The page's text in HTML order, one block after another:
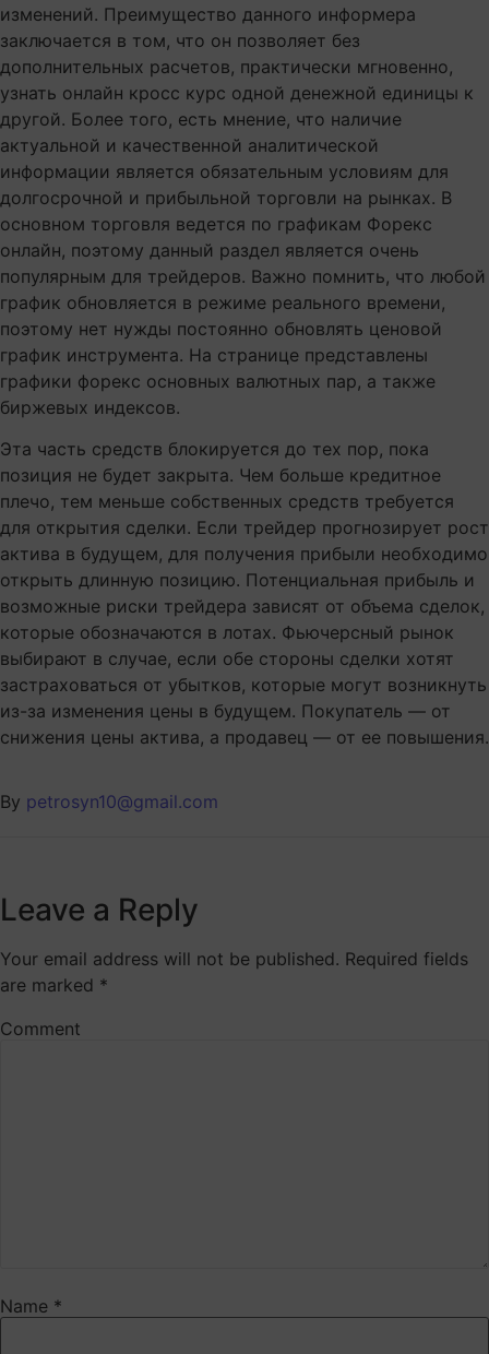
изменений. Преимущество данного информера
заключается в том, что он позволяет без
дополнительных расчетов, практически мгновенно,
узнать онлайн кросс курс одной денежной единицы к
другой. Более того, есть мнение, что наличие
актуальной и качественной аналитической
информации является обязательным условиям для
долгосрочной и прибыльной торговли на рынках. В
основном торговля ведется по графикам Форекс
онлайн, поэтому данный раздел является очень
популярным для трейдеров. Важно помнить, что любой
график обновляется в режиме реального времени,
поэтому нет нужды постоянно обновлять ценовой
график инструмента. На странице представлены
графики форекс основных валютных пар, а также
биржевых индексов.
Эта часть средств блокируется до тех пор, пока
позиция не будет закрыта. Чем больше кредитное
плечо, тем меньше собственных средств требуется
для открытия сделки. Если трейдер прогнозирует рост
актива в будущем, для получения прибыли необходимо
открыть длинную позицию. Потенциальная прибыль и
возможные риски трейдера зависят от объема сделок,
которые обозначаются в лотах. Фьючерсный рынок
выбирают в случае, если обе стороны сделки хотят
застраховаться от убытков, которые могут возникнуть
из-за изменения цены в будущем. Покупатель — от
снижения цены актива, а продавец — от ее повышения.
By petrosyn10@gmail.com
Leave a Reply
Your email address will not be published. Required fields
are marked *
Comment
Name *